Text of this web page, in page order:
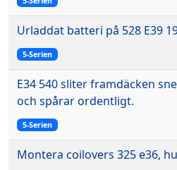
Urladdat batteri på 528 E39
5-Serien
E34 540 sliter framdäcken
och spårar ordentligt.
5-Serien
Montera coilovers 325 e36,